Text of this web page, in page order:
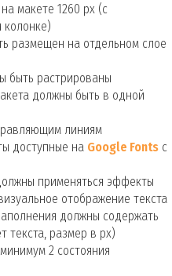
макете 1260 px (с
размещен на отдельном слое
быть растрированы
должны быть в одной
линиям
доступные на Google Fonts с
применяться эффекты
отображение текста
должны содержать
текста, размер в px)
2 состояния